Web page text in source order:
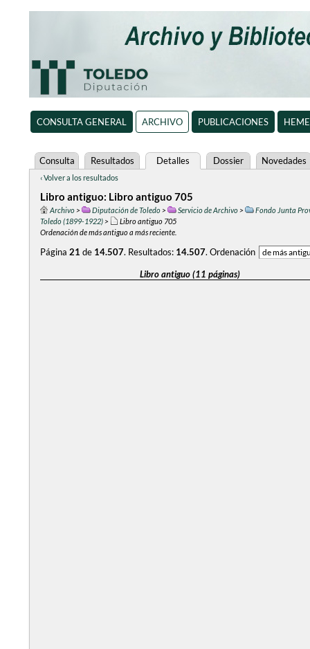
CONSULTA GENERAL ARCHIVO PUBLICACIONES
Consulta Resultados Detalles Dossier Novedades
‹ Volver a los resultados
Libro antiguo: Libro antiguo 705
Archivo> Diputación de Toledo> Servicio de Archivo>
Fondo Junta
Toledo (1899-1922)>
Libro antiguo 705
Ordenación de más antiguo a más reciente.
Página 21 de 14.507. Resultados: 14.507. Ordenación
Libro antiguo (11 páginas)